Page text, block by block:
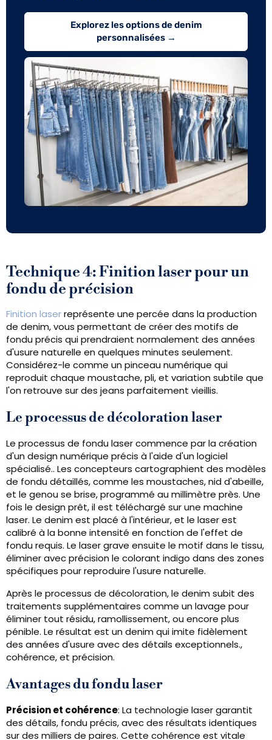
Explorez les options de denim
personnalisées →
Technique 4: Finition laser pour un
fondu de précision
Finition laserreprésente une percée dans la production
de denim, vous permettant de créer des motifs de
fondu précis qui prendraient normalement des années
d'usure naturelle en quelques minutes seulement.
Considérez-le comme un pinceau numérique qui
reproduit chaque moustache, pli, et variation subtile que
l'on retrouve sur des jeans parfaitement vieillis.
Le processus de décoloration laser
Le processus de fondu laser commence par la création
d'un design numérique précis à l'aide d'un logiciel
spécialisé.. Les concepteurs cartographient des modèles
de fondu détaillés, comme les moustaches, nid d'abeille,
et le genou se brise, programmé au millimètre près. Une
fois le design prêt, il est téléchargé sur une machine
laser. Le denim est placé à l'intérieur, et le laser est
calibré à la bonne intensité en fonction de l'effet de
fondu requis. Le laser grave ensuite le motif dans le tissu,
éliminer avec précision le colorant indigo dans des zones
spécifiques pour reproduire l'usure naturelle.
Après le processus de décoloration, le denim subit des
traitements supplémentaires comme un lavage pour
éliminer tout résidu, ramollissement, ou encore plus
pénible. Le résultat est un denim qui imite fidèlement
des années d'usure avec des détails exceptionnels.,
cohérence, et précision.
Avantages du fondu laser
Précision et cohérence: La technologie laser garantit
des détails, fondu précis, avec des résultats identiques
sur des milliers de paires. Cette cohérence est vitale